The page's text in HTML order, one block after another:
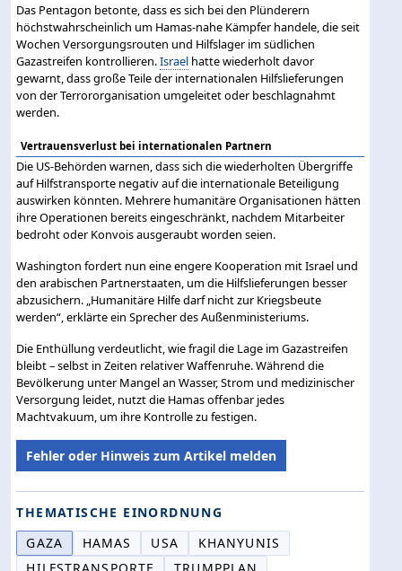
Das Pentagon betonte, dass es sich bei den Plünderern
höchstwahrscheinlich um Hamas-nahe Kämpfer handele, die seit
Wochen Versorgungsrouten und Hilfslager im südlichen
Gazastreifen kontrollieren.Israel hatte wiederholt davor
gewarnt, dass große Teile der internationalen Hilfslieferungen
von der Terrororganisation umgeleitet oder beschlagnahmt
werden.
Vertrauensverlust bei internationalen Partnern
Die US-Behörden warnen, dass sich die wiederholten Übergriffe
auf Hilfstransporte negativ auf die internationale Beteiligung
auswirken könnten. Mehrere humanitäre Organisationen hätten
ihre Operationen bereits eingeschränkt, nachdem Mitarbeiter
bedroht oder Konvois ausgeraubt worden seien.
Washington fordert nun eine engere Kooperation mit Israel und
den arabischen Partnerstaaten, um die Hilfslieferungen besser
abzusichern. „Humanitäre Hilfe darf nicht zur Kriegsbeute
werden“, erklärte ein Sprecher des Außenministeriums.
Die Enthüllung verdeutlicht, wie fragil die Lage im Gazastreifen
bleibt – selbst in Zeiten relativer Waffenruhe. Während die
Bevölkerung unter Mangel an Wasser, Strom und medizinischer
Versorgung leidet, nutzt die Hamas offenbar jedes
Machtvakuum, um ihre Kontrolle zu festigen.
Fehler oder Hinweis zum Artikel melden
THEMATISCHE EINORDNUNG
GAZA
HAMAS USA
KHANYUNIS